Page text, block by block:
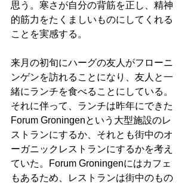
思う。寒さが自分の背筋を正し、精神
的筋力をたくましいものにしてくれる
ことを実感する。
来月の初旬にハーグの友人がフローニ
ンゲンを訪れることになり、友人と一
緒にランチを食べることにしている。
それに伴って、ランチは昨年にできた
Forum Groningenという大型施設のレ
ストランにするか、それとも街中のオ
ーガニックレストランにするかを考え
ていた。Forum Groningenにはカフェ
もあるため、レストランは街中のもの